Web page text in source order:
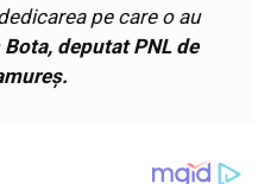
pe care o au
Bota, deputat PNL de